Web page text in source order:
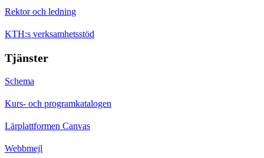
Rektor och ledning
KTH:s verksamhetsstöd
Tjänster
Schema
Kurs- och programkatalogen
Lärplattformen Canvas
Webbmejl